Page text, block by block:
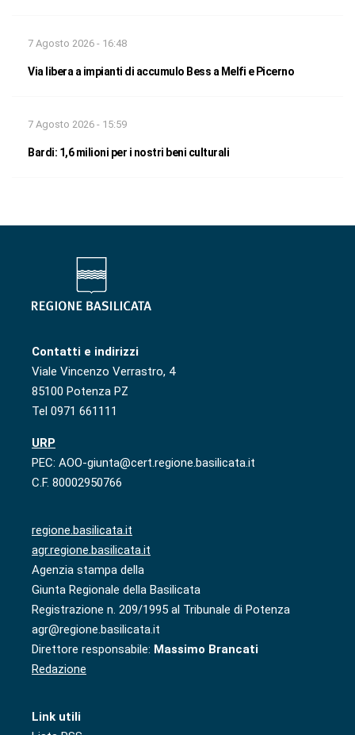
7 Agosto 2026 - 16:48
Via libera a impianti di accumulo Bess a Melfi e Picerno
7 Agosto 2026 - 15:59
Bardi: 1,6 milioni per i nostri beni culturali
Contatti e indirizzi
Viale Vincenzo Verrastro, 4
85100 Potenza PZ
Tel 0971 661111
URP
PEC: AOO-giunta@cert.regione.basilicata.it
C.F. 80002950766
regione.basilicata.it
agr.regione.basilicata.it
Agenzia stampa della
Giunta Regionale della Basilicata
Registrazione n. 209/1995 al Tribunale di Potenza
agr@regione.basilicata.it
Direttore responsabile: Massimo Brancati
Redazione
Link utili